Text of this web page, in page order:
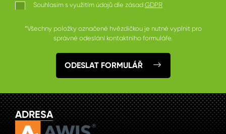
Souhlasím s využitím údajů dle zásad GDPR
*Všechny položky označené hvězdičkou je nutné vyplnit pro
správné odeslání kontaktního formuláře.
ODESLAT FORMULÁŘ
ADRESA